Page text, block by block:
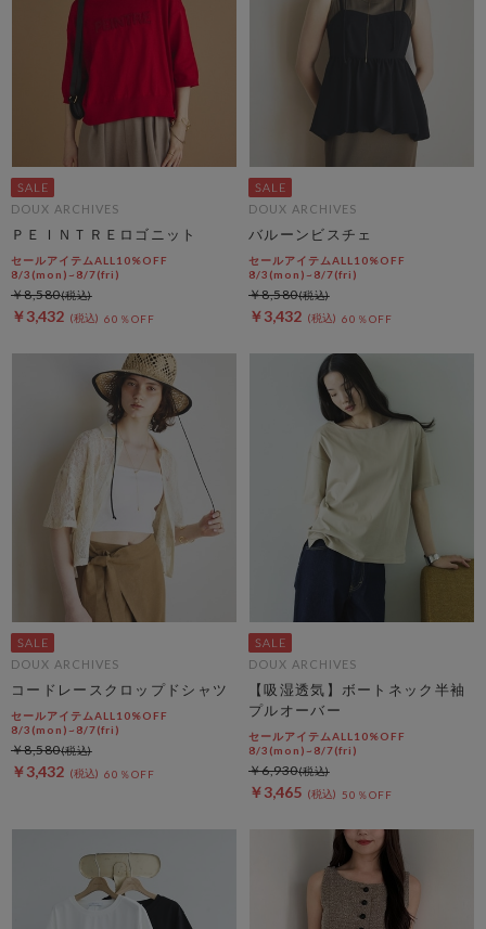
DOUX ARCHIVES
ＰＥＩＮＴＲＥロゴニット
セールアイテムALL10%OFF
8/3(mon)~8/7(fri)
￥3,432 60％OFF
￥8,580
DOUX ARCHIVES
バルーンビスチェ
セールアイテムALL10%OFF
8/3(mon)~8/7(fri)
￥3,432 60％OFF
￥8,580
DOUX ARCHIVES
コードレースクロップドシャツ
セールアイテムALL10%OFF
8/3(mon)~8/7(fri)
￥3,432 60％OFF
￥8,580
DOUX ARCHIVES
【吸湿透気】ボートネック半袖
プルオーバー
セールアイテムALL10%OFF
8/3(mon)~8/7(fri)
￥3,465 50％OFF
￥6,930